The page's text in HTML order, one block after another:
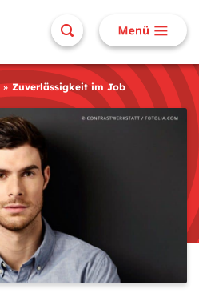
Zuverlässigkeit im Job